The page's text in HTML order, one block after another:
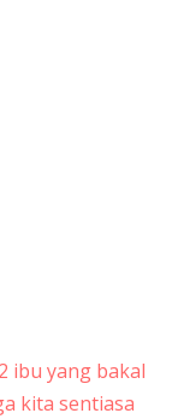
ibu yang bakal
kita sentiasa